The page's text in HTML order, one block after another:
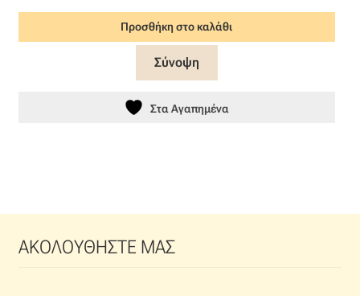
price
was:
99,80 €.
τρέχουσα
τιμή
είναι:
79,84 €.
Προσθήκη στο καλάθι
Σύνοψη
Στα Αγαπημένα
ΑΚΟΛΟΥΘΗΣΤΕ ΜΑΣ